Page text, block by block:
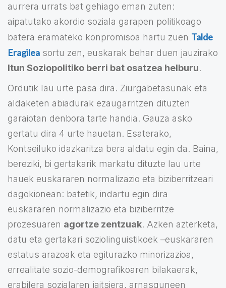
aurrera urrats bat gehiago eman zuten:
aipatutako akordio soziala garapen politikoago
batera eramateko konpromisoa hartu zuen Talde
Eragilea sortu zen, euskarak behar duen jauzirako
Itun Soziopolitiko berri bat osatzea helburu.
Ordutik lau urte pasa dira. Ziurgabetasunak eta
aldaketen abiadurak ezaugarritzen dituzten
garaiotan denbora tarte handia. Gauza asko
gertatu dira 4 urte hauetan. Esaterako,
Kontseiluko idazkaritza bera aldatu egin da. Baina,
bereziki, bi gertakarik markatu dituzte lau urte
hauek euskararen normalizazio eta biziberritzeari
dagokionean: batetik, indartu egin dira
euskararen normalizazio eta biziberritze
prozesuaren agortze zentzuak. Azken azterketa,
datu eta gertakari soziolinguistikoek –euskararen
estatus arazoak eta egiturazko minorizazioa,
errealitate sozio-demografikoaren bilakaerak,
erabilera sozialaren jaitsiera, arnasguneen